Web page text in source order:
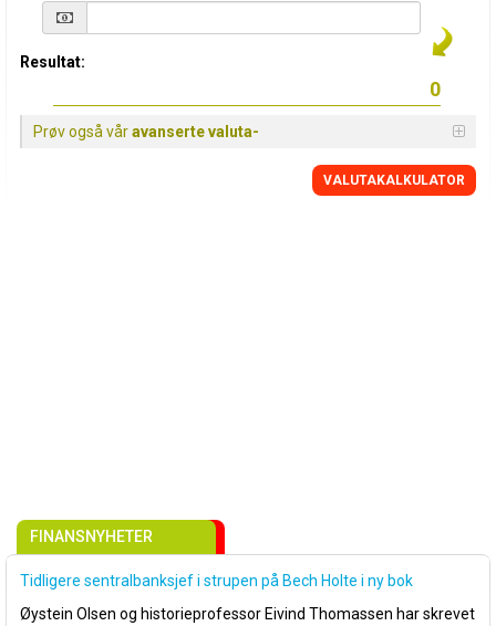
Resultat:
Prøv også våravanserte valuta-
VALUTAKALKULATOR
FINANSNYHETER
Tidligere sentralbanksjef i strupen på Bech Holte i ny bok
Øystein Olsen og historieprofessor Eivind Thomassen har skrevet